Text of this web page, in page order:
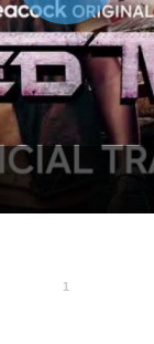
1